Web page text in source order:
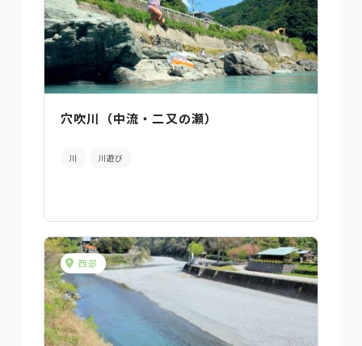
穴吹川（中流・二又の瀬）
川 川遊び
西部